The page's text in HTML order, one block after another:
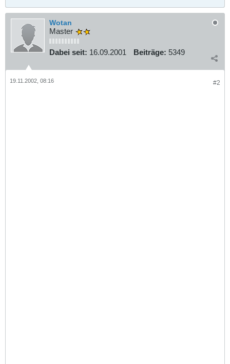
Wotan
Master
Dabei seit: 16.09.2001 Beiträge: 5349
#2
19.11.2002, 08:16